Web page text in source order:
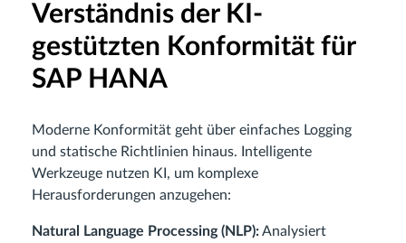
Verständnis der KI-
gestützten Konformität für
SAP HANA
Moderne Konformität geht über einfaches Logging
und statische Richtlinien hinaus. Intelligente
Werkzeuge nutzen KI, um komplexe
Herausforderungen anzugehen:
Natural Language Processing (NLP):Analysiert